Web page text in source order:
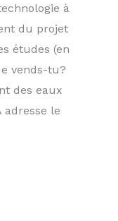
à
du projet
études (en
vends-tu?
des eaux
adresse le